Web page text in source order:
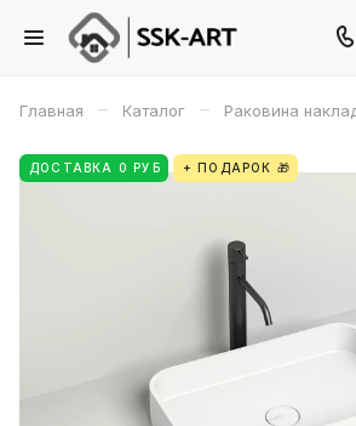
Главная – Каталог – Раковина
ДОСТАВКА 0 РУБ + ПОДАРОК 🎁